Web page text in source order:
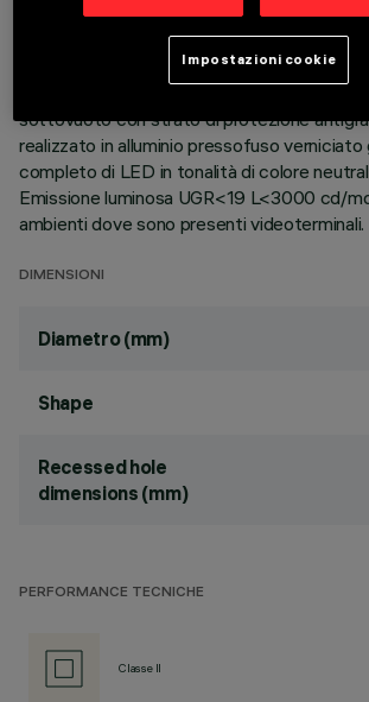
Apparecchio rotondo fisso finalizzato
LED con tecnologia C.o.B. Versione con
sottovuoto con strato di protezione
realizzato in alluminio pressofuso
completo di LED in tonalità di colore
Emissione luminosa UGR<19 L<3000 cd/
ambienti dove sono presenti videoterminali.
DIMENSIONI
Diametro (mm)
Shape
Recessed hole
dimensions (mm)
PERFORMANCE TECNICHE
Classe II
Impostazioni cookie